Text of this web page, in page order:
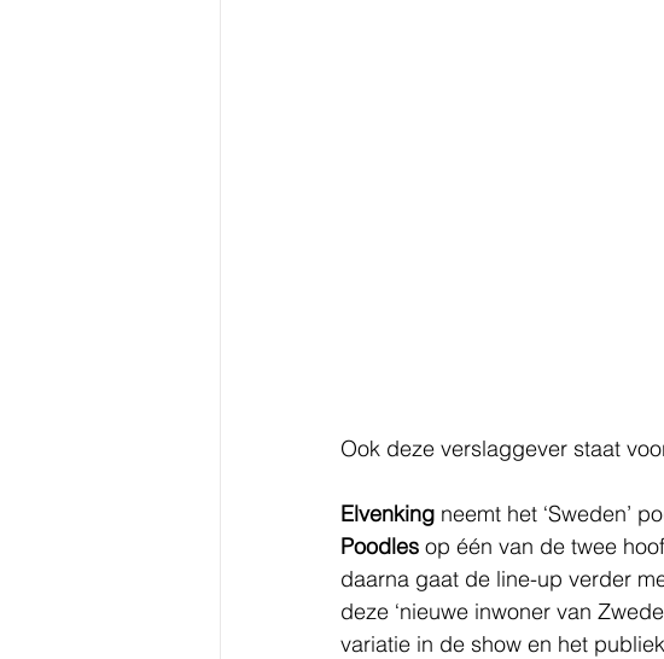
Ook deze verslaggever staat
Elvenking neemt het ‘Sweden’
Poodles op één van de twee
daarna gaat de line-up verder
deze ‘nieuwe inwoner van
variatie in de show en het